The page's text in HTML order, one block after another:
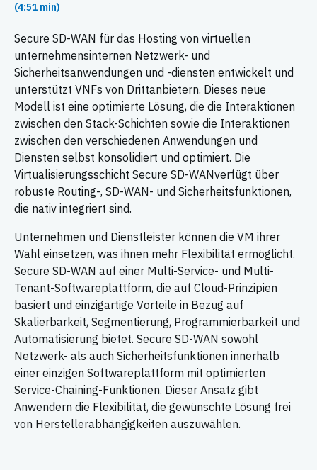
(4:51 min)
Secure SD-WAN für das Hosting von virtuellen
unternehmensinternen Netzwerk- und
Sicherheitsanwendungen und -diensten entwickelt und
unterstützt VNFs von Drittanbietern. Dieses neue
Modell ist eine optimierte Lösung, die die Interaktionen
zwischen den Stack-Schichten sowie die Interaktionen
zwischen den verschiedenen Anwendungen und
Diensten selbst konsolidiert und optimiert. Die
Virtualisierungsschicht Secure SD-WANverfügt über
robuste Routing-, SD-WAN- und Sicherheitsfunktionen,
die nativ integriert sind.
Unternehmen und Dienstleister können die VM ihrer
Wahl einsetzen, was ihnen mehr Flexibilität ermöglicht.
Secure SD-WAN auf einer Multi-Service- und Multi-
Tenant-Softwareplattform, die auf Cloud-Prinzipien
basiert und einzigartige Vorteile in Bezug auf
Skalierbarkeit, Segmentierung, Programmierbarkeit und
Automatisierung bietet. Secure SD-WAN sowohl
Netzwerk- als auch Sicherheitsfunktionen innerhalb
einer einzigen Softwareplattform mit optimierten
Service-Chaining-Funktionen. Dieser Ansatz gibt
Anwendern die Flexibilität, die gewünschte Lösung frei
von Herstellerabhängigkeiten auszuwählen.